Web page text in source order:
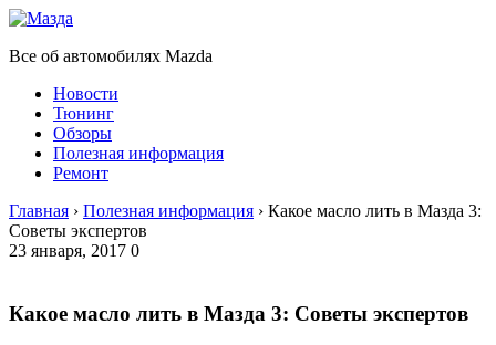
Все об автомобилях Mazda
Новости
Тюнинг
Обзоры
Полезная информация
Ремонт
Главная › Полезная информация › Какое масло лить в Мазда 3:
Советы экспертов
23 января, 2017 0
Какое масло лить в Мазда 3: Советы экспертов